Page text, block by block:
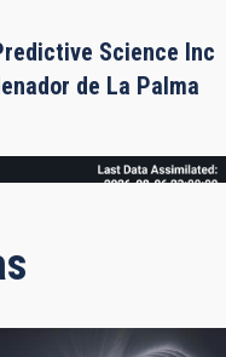
Science Inc
de La Palma